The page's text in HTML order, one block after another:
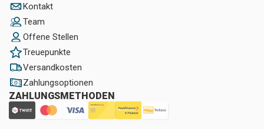
Kontakt
Team
Offene Stellen
Treuepunkte
Versandkosten
Zahlungsoptionen
ZAHLUNGSMETHODEN